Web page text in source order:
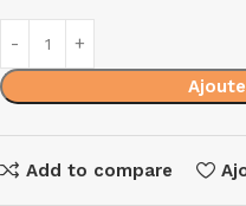
Add to compare